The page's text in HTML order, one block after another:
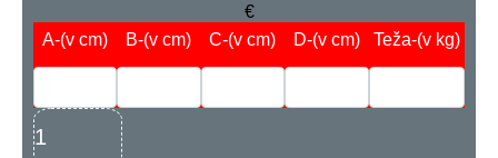
€
A-(v cm) B-(v cm) C-(v cm) D-(v cm) Teža-(v kg)